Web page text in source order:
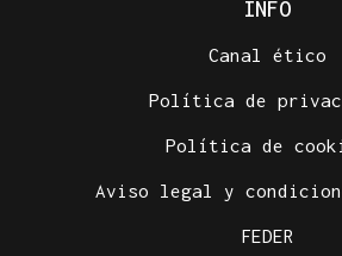
INFO
Canal ético
Política de
Política de
Aviso legal y
FEDER